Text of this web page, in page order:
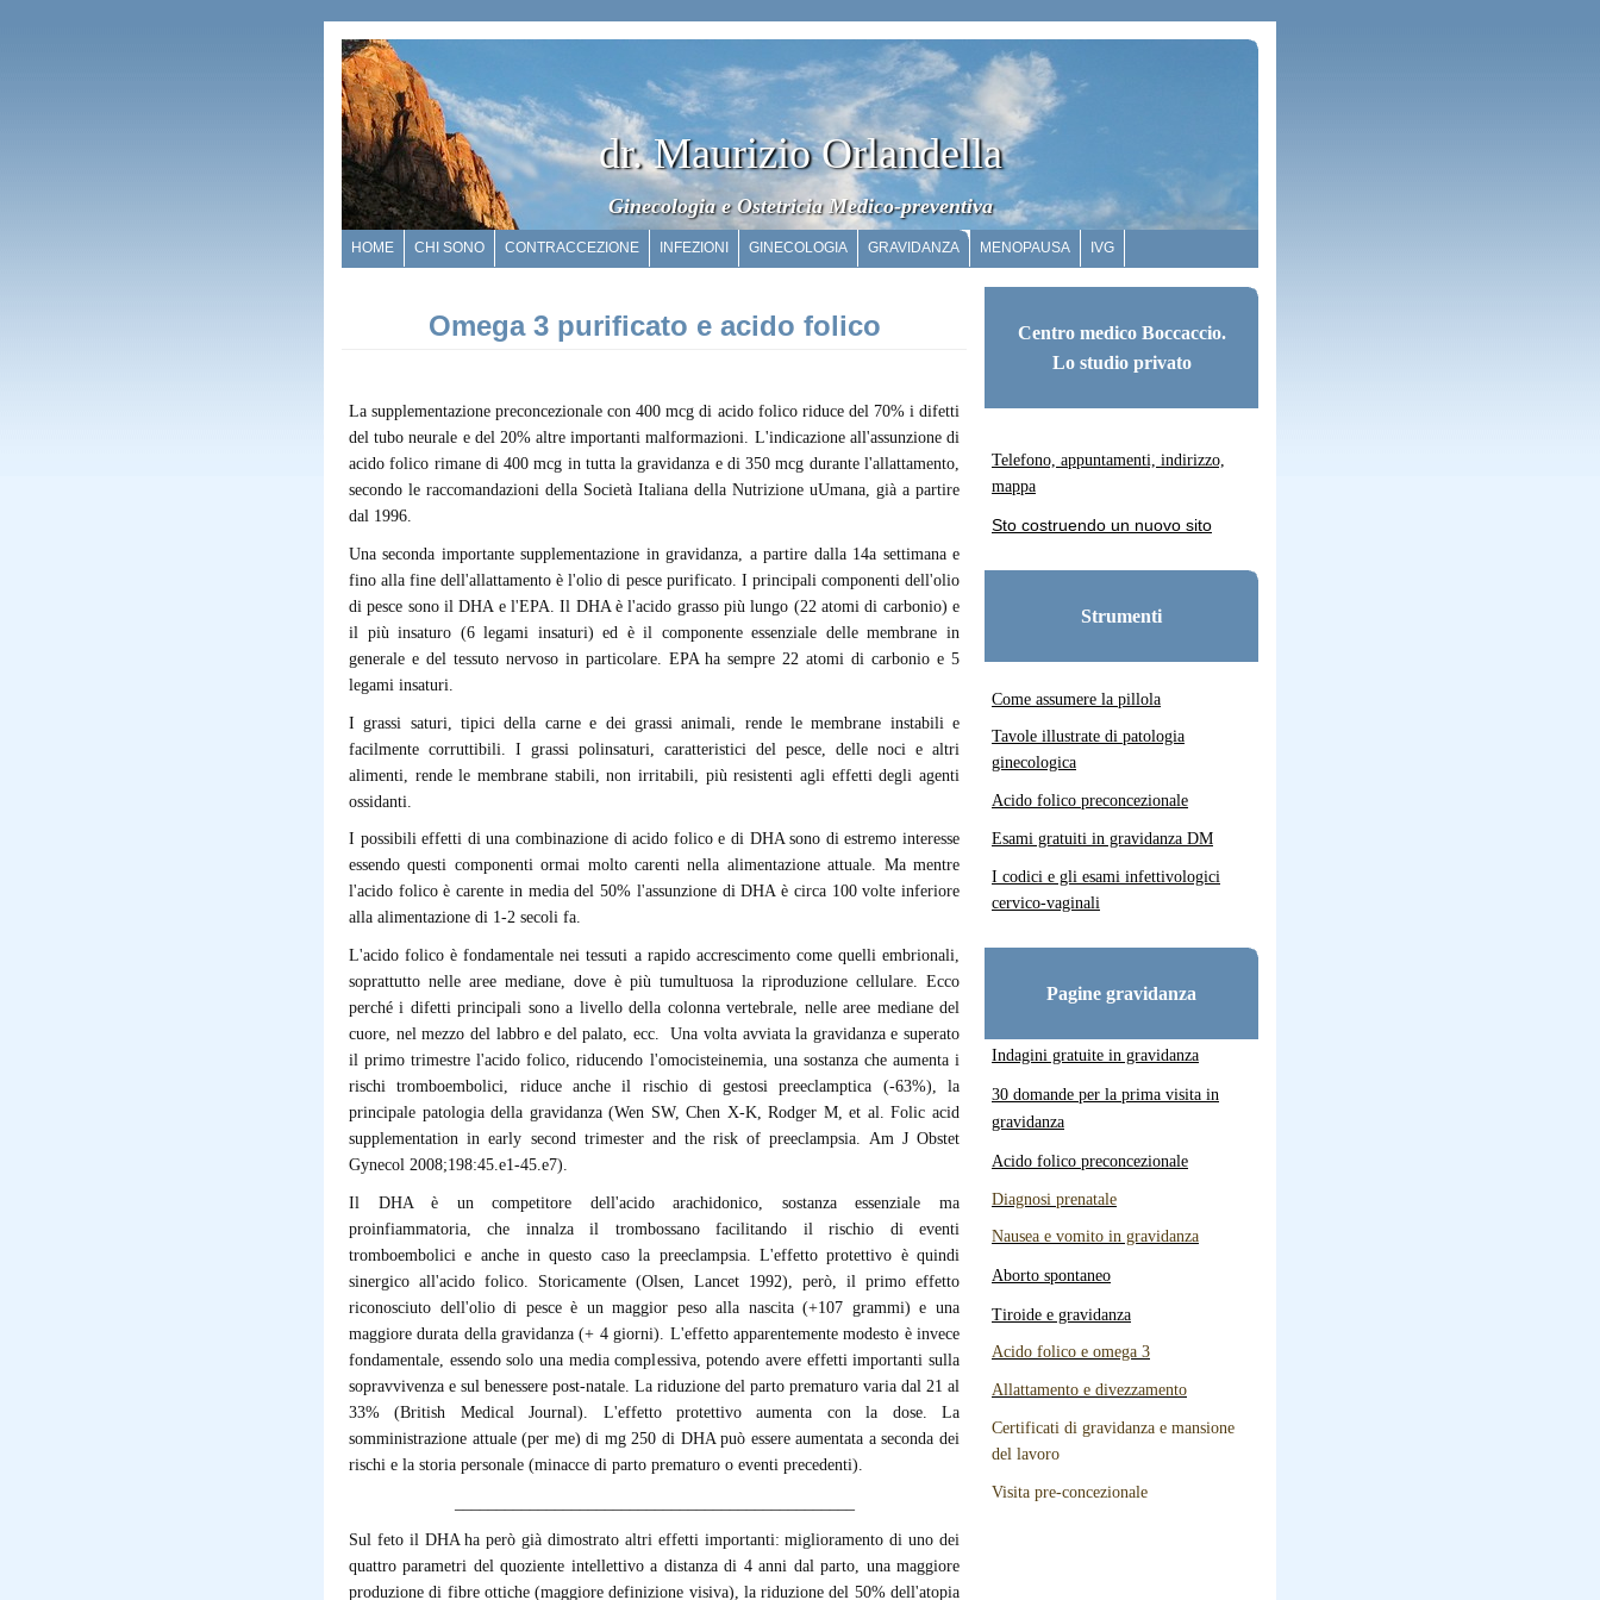
dr. Maurizio Orlandella
Ginecologia e Ostetricia Medico-preventiva
HOME CHI SONO CONTRACCEZIONE INFEZIONI GINECOLOGIA GRAVIDANZA MENOPAUSA IVG
Centro medico Boccaccio.
Lo studio privato
Telefono, appuntamenti, indirizzo,
mappa
Sto costruendo un nuovo sito
Strumenti
Come assumere la pillola
Tavole illustrate di patologia
ginecologica
Acido folico preconcezionale
Esami gratuiti in gravidanza DM
I codici e gli esami infettivologici
cervico-vaginali
Pagine gravidanza
Indagini gratuite in gravidanza
30 domande per la prima visita in
gravidanza
Acido folico preconcezionale
Diagnosi prenatale
Nausea e vomito in gravidanza
Aborto spontaneo
Tiroide e gravidanza
Acido folico e omega 3
Allattamento e divezzamento
Certificati di gravidanza e mansione
del lavoro
Visita pre-concezionale
Omega 3 purificato e acido folico
La supplementazione preconcezionale con 400 mcg di acido folico riduce del 70% i difetti
del tubo neurale e del 20% altre importanti malformazioni. L'indicazione all'assunzione di
acido folico rimane di 400 mcg in tutta la gravidanza e di 350 mcg durante l'allattamento,
secondo le raccomandazioni della Società Italiana della Nutrizione uUmana, già a partire
dal 1996.
Una seconda importante supplementazione in gravidanza, a partire dalla 14a settimana e
fino alla fine dell'allattamento è l'olio di pesce purificato. I principali componenti dell'olio
di pesce sono il DHA e l'EPA. Il DHA è l'acido grasso più lungo (22 atomi di carbonio) e
il più insaturo (6 legami insaturi) ed è il componente essenziale delle membrane in
generale e del tessuto nervoso in particolare. EPA ha sempre 22 atomi di carbonio e 5
legami insaturi.
I grassi saturi, tipici della carne e dei grassi animali, rende le membrane instabili e
facilmente corruttibili. I grassi polinsaturi, caratteristici del pesce, delle noci e altri
alimenti, rende le membrane stabili, non irritabili, più resistenti agli effetti degli agenti
ossidanti.
I possibili effetti di una combinazione di acido folico e di DHA sono di estremo interesse
essendo questi componenti ormai molto carenti nella alimentazione attuale. Ma mentre
l'acido folico è carente in media del 50% l'assunzione di DHA è circa 100 volte inferiore
alla alimentazione di 1-2 secoli fa.
L'acido folico è fondamentale nei tessuti a rapido accrescimento come quelli embrionali,
soprattutto nelle aree mediane, dove è più tumultuosa la riproduzione cellulare. Ecco
perché i difetti principali sono a livello della colonna vertebrale, nelle aree mediane del
cuore, nel mezzo del labbro e del palato, ecc. Una volta avviata la gravidanza e superato
il primo trimestre l'acido folico, riducendo l'omocisteinemia, una sostanza che aumenta i
rischi tromboembolici, riduce anche il rischio di gestosi preeclamptica (-63%), la
principale patologia della gravidanza (Wen SW, Chen X-K, Rodger M, et al. Folic acid
supplementation in early second trimester and the risk of preeclampsia. Am J Obstet
Gynecol 2008;198:45.e1-45.e7).
Il DHA è un competitore dell'acido arachidonico, sostanza essenziale ma
proinfiammatoria, che innalza il trombossano facilitando il rischio di eventi
tromboembolici e anche in questo caso la preeclampsia. L'effetto protettivo è quindi
sinergico all'acido folico. Storicamente (Olsen, Lancet 1992), però, il primo effetto
riconosciuto dell'olio di pesce è un maggior peso alla nascita (+107 grammi) e una
maggiore durata della gravidanza (+ 4 giorni). L'effetto apparentemente modesto è invece
fondamentale, essendo solo una media complessiva, potendo avere effetti importanti sulla
sopravvivenza e sul benessere post-natale. La riduzione del parto prematuro varia dal 21 al
33% (British Medical Journal). L'effetto protettivo aumenta con la dose. La
somministrazione attuale (per me) di mg 250 di DHA può essere aumentata a seconda dei
rischi e la storia personale (minacce di parto prematuro o eventi precedenti).
Sul feto il DHA ha però già dimostrato altri effetti importanti: miglioramento di uno dei
quattro parametri del quoziente intellettivo a distanza di 4 anni dal parto, una maggiore
produzione di fibre ottiche (maggiore definizione visiva), la riduzione del 50% dell'atopia